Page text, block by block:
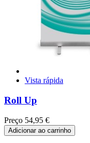
Vista rápida
Roll Up
Preço 54,95 €
Adicionar ao carrinho